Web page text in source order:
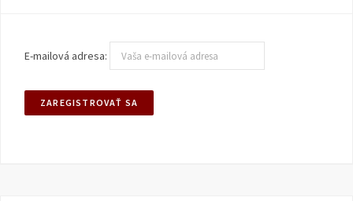
E-mailová adresa: